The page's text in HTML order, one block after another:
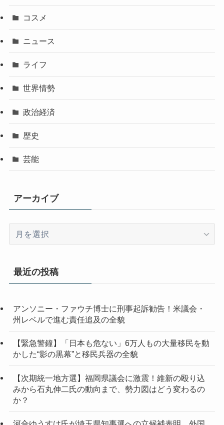
コスメ
ニュース
ライフ
世界情勢
政治経済
歴史
芸能
アーカイブ
イ
最近の投稿
アンソニー・ファウチ博士に刑事起訴勧告！米議会・
州レベルで進む責任追及の全貌
【緊急警鐘】「日本も危ない」6万人もの大量移民を動
かした“影の黒幕”と移民兵器の全貌
【次期統一地方選】福岡県議会に激震！維新の殴り込
みから石丸伸二氏の動向まで、勢力図はどう変わるの
か？